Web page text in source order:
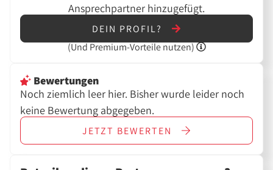
Ansprechpartner hinzugefügt.
DEIN PROFIL?
(Und Premium-Vorteile nutzen)
Bewertungen
Noch ziemlich leer hier. Bisher wurde leider noch
keine Bewertung abgegeben.
JETZT BEWERTEN